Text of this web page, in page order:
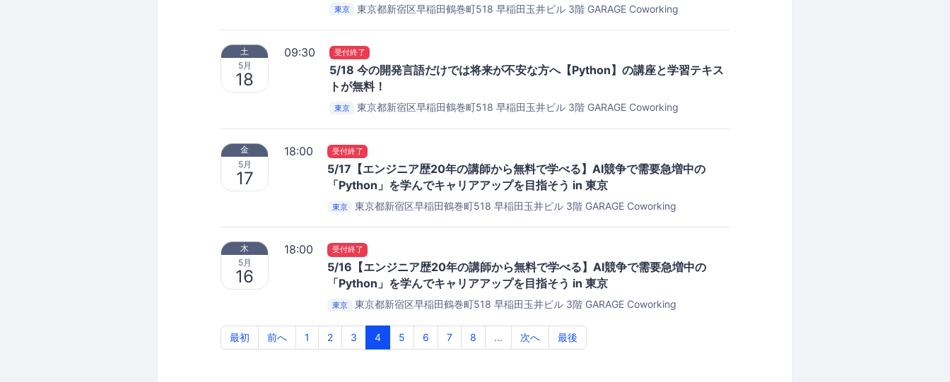
東京 東京都新宿区早稲田鶴巻町518 早稲田玉井ビル 3階 GARAGE Coworking
土
5月
18
09:30 受付終了
5/18 今の開発言語だけでは将来が不安な方へ【Python】の講座と学習テキス
トが無料！
東京 東京都新宿区早稲田鶴巻町518 早稲田玉井ビル 3階 GARAGE Coworking
金
5月
17
18:00 受付終了
5/17【エンジニア歴20年の講師から無料で学べる】AI競争で需要急増中の
「Python」を学んでキャリアアップを目指そう in 東京
東京 東京都新宿区早稲田鶴巻町518 早稲田玉井ビル 3階 GARAGE Coworking
木
5月
16
18:00 受付終了
5/16【エンジニア歴20年の講師から無料で学べる】AI競争で需要急増中の
「Python」を学んでキャリアアップを目指そう in 東京
東京 東京都新宿区早稲田鶴巻町518 早稲田玉井ビル 3階 GARAGE Coworking
最初
前へ 1 2 3 4 5 6 7 8 ... 次へ 最後